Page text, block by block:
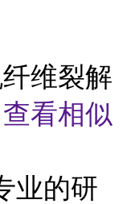
维裂解
查看相似
业的研